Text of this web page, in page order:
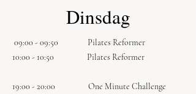
Dinsdag
09:00 - 09:50 Pilates Reformer
10:00 - 10:50 Pilates Reformer
19:00 - 20:00 One Minute Challenge